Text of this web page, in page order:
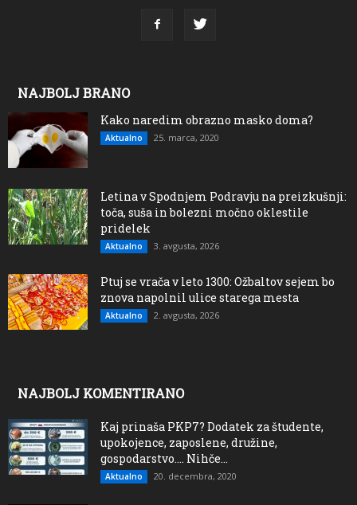
NAJBOLJ BRANO
Kako naredim obrazno masko doma?
Aktualno 25. marca, 2020
Letina v Spodnjem Podravju na preizkušnji:
toča, suša in bolezni močno oklestile
pridelek
Aktualno 3. avgusta, 2026
Ptuj se vrača v leto 1300: Ožbaltov sejem bo
znova napolnil ulice starega mesta
Aktualno 2. avgusta, 2026
NAJBOLJ KOMENTIRANO
Kaj prinaša PKP7? Dodatek za študente,
upokojence, zaposlene, družine,
gospodarstvo…. Nihče...
Aktualno 20. decembra, 2020